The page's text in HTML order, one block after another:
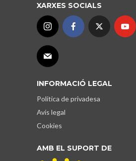
XARXES SOCIALS
INFORMACIÓ LEGAL
Política de privadesa
Avís legal
Cookies
AMB EL SUPORT DE